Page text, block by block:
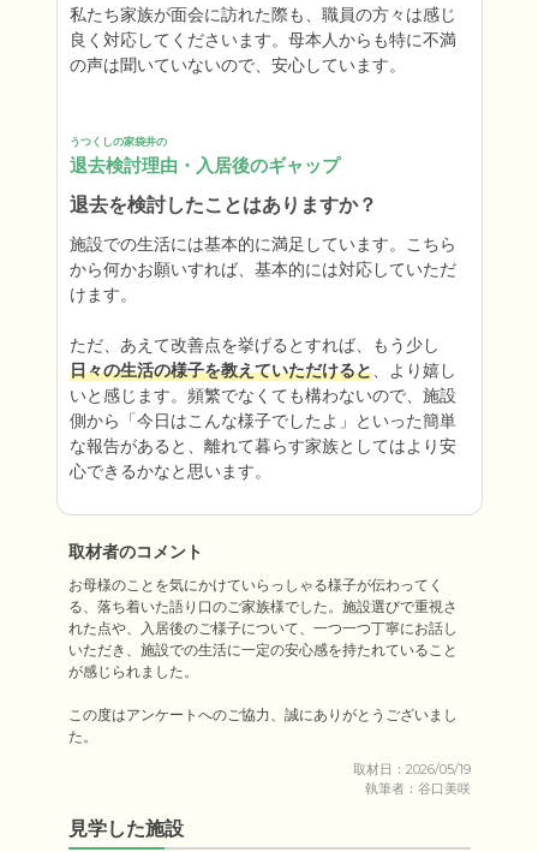
私たち家族が面会に訪れた際も、職員の方々は感じ
良く対応してくださいます。母本人からも特に不満
の声は聞いていないので、安心しています。
うつくしの家袋井の
退去検討理由・入居後のギャップ
退去を検討したことはありますか？
施設での生活には基本的に満足しています。こちら
から何かお願いすれば、基本的には対応していただ
けます。
ただ、あえて改善点を挙げるとすれば、もう少し
日々の生活の様子を教えていただけると、より嬉し
いと感じます。頻繁でなくても構わないので、施設
側から「今日はこんな様子でしたよ」といった簡単
な報告があると、離れて暮らす家族としてはより安
心できるかなと思います。
取材者のコメント
お母様のことを気にかけていらっしゃる様子が伝わってく
る、落ち着いた語り口のご家族様でした。施設選びで重視さ
れた点や、入居後のご様子について、一つ一つ丁寧にお話し
いただき、施設での生活に一定の安心感を持たれていること
が感じられました。
この度はアンケートへのご協力、誠にありがとうございまし
た。
取材日：2026/05/19
執筆者：谷口美咲
見学した施設